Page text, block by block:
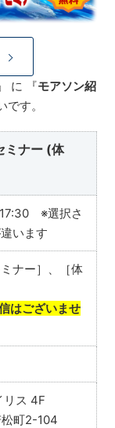
に 『モアソン紹
す。
ミナー (体
※選択さ
います
ナー］、［体
はございませ
リス 4F
町2-104